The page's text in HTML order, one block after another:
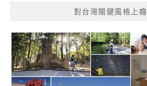
對台灣關鍵風格上癮